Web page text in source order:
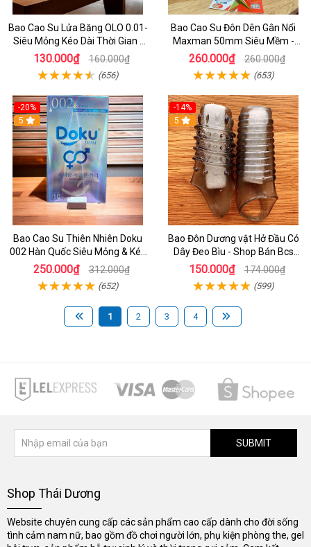
Bao Cao Su Lửa Băng OLO 0.01-
Siêu Mỏng Kéo Dài Thời Gian -
Tạo Ra cảm Giác Nóng Lạnh
Tuyệt Vời
130.000₫ 160.000₫
(656)
Bao Cao Su Đôn Dên Gân Nổi
Maxman 50mm Siêu Mềm -
BCS Đôn Dên Q9
260.000₫ 260.000₫
(653)
-20%
5
Bao Cao Su Thiên Nhiên Doku
002 Hàn Quốc Siêu Mỏng & Kéo
Dài Thời Gian
250.000₫ 312.000₫
(652)
-14%
5
Bao Đôn Dương vật Hở Đầu Có
Dây Đeo Bìu - Shop Bán Bcs
Hcm
150.000₫ 174.000₫
(599)
1 2 3 4
SUBMIT
Shop Thái Dương
Website chuyên cung cấp các sản phẩm cao cấp dành cho đời sống
tình cảm nam nữ, bao gồm đồ chơi người lớn, phụ kiện phòng the, gel